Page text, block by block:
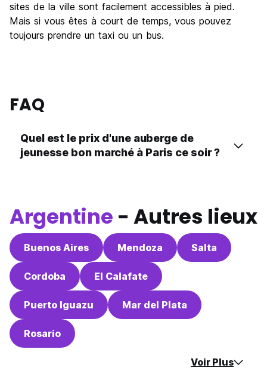
sites de la ville sont facilement accessibles à pied.
Mais si vous êtes à court de temps, vous pouvez
toujours prendre un taxi ou un bus.
FAQ
Quel est le prix d'une auberge de
jeunesse bon marché à Paris ce soir ?
Argentine - Autres lieux
Buenos Aires Mendoza Salta
Cordoba El Calafate
Puerto Iguazu Mar del Plata
Rosario
Voir Plus